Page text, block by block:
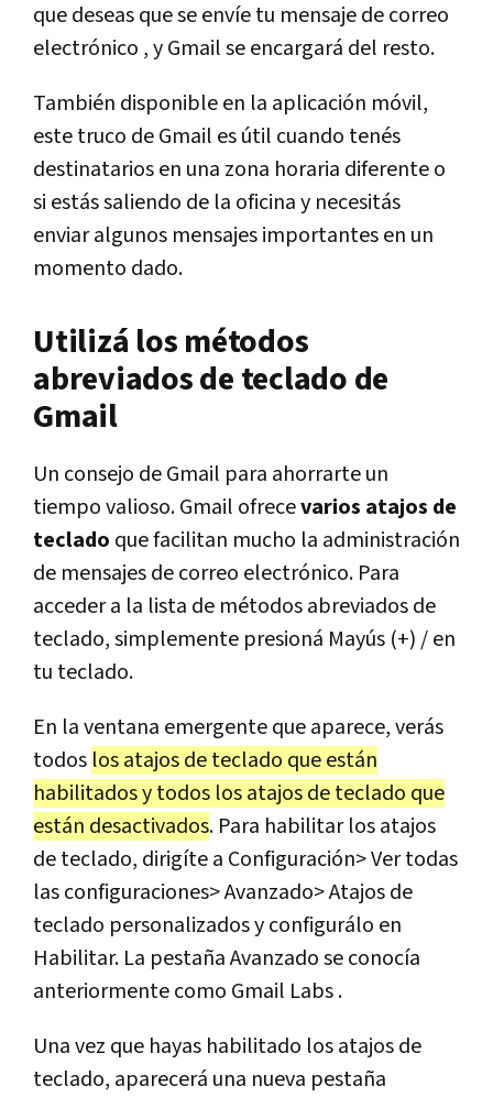
que deseas que se envíe tu mensaje de correo
electrónico , y Gmail se encargará del resto.
También disponible en la aplicación móvil,
este truco de Gmail es útil cuando tenés
destinatarios en una zona horaria diferente o
si estás saliendo de la oficina y necesitás
enviar algunos mensajes importantes en un
momento dado.
Utilizá los métodos
abreviados de teclado de
Gmail
Un consejo de Gmail para ahorrarte un
tiempo valioso. Gmail ofrecevarios atajos de
teclado que facilitan mucho la administración
de mensajes de correo electrónico. Para
acceder a la lista de métodos abreviados de
teclado, simplemente presioná Mayús (+) / en
tu teclado.
En la ventana emergente que aparece, verás
todos los atajos de teclado que están
habilitados y todos los atajos de teclado que
están desactivados. Para habilitar los atajos
de teclado, dirigíte a Configuración> Ver todas
las configuraciones> Avanzado> Atajos de
teclado personalizados y configurálo en
Habilitar. La pestaña Avanzado se conocía
anteriormente como Gmail Labs .
Una vez que hayas habilitado los atajos de
teclado, aparecerá una nueva pestaña